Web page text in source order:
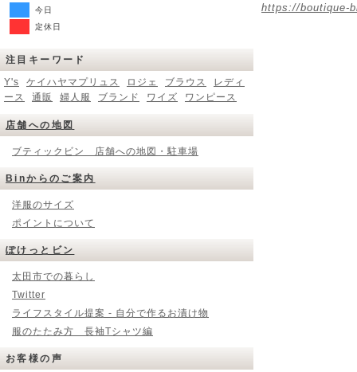
今日
定休日
注目キーワード
Y's
ケイハヤマプリュス ロジェ ブラウス
レディ
ース
通販 婦人服 ブランド ワイズ ワンピース
店舗への地図
ブティックビン 店舗への地図・駐車場
Binからのご案内
洋服のサイズ
ポイントについて
ぽけっとビン
太田市での暮らし
Twitter
ライフスタイル提案 - 自分で作るお漬け物
服のたたみ方 長袖Tシャツ編
お客様の声
https://boutique-